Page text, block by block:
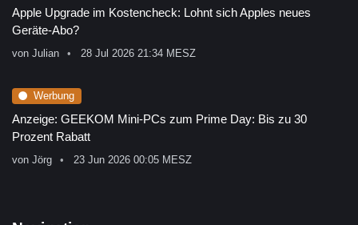
Apple Upgrade im Kostencheck: Lohnt sich Apples neues
Geräte-Abo?
von Julian 28 Jul 2026 21:34 MESZ
Werbung
Anzeige: GEEKOM Mini-PCs zum Prime Day: Bis zu 30
Prozent Rabatt
von Jörg 23 Jun 2026 00:05 MESZ